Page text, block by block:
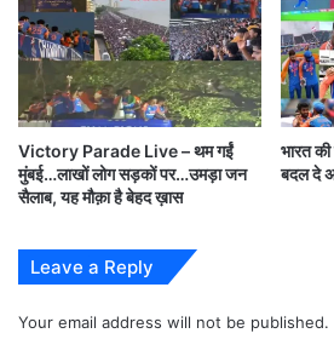
The reason behind
Congratulation RCB
Ee Sala Cup Namde.
#IPL2026
pic.twitter.com/
Victory Parade Live – थम गईं
मुंबई…लाखों लोग सड़कों पर…उमड़ा जन
सैलाब, यह मौक़ा है बेहद ख़ास
भारत
बदल दे
Leave a Reply
Your email address will not be published.